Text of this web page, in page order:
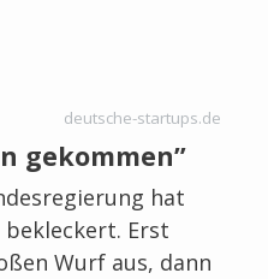
deutsche-startups.de
gekommen”
hat
Erst
Wurf aus, dann